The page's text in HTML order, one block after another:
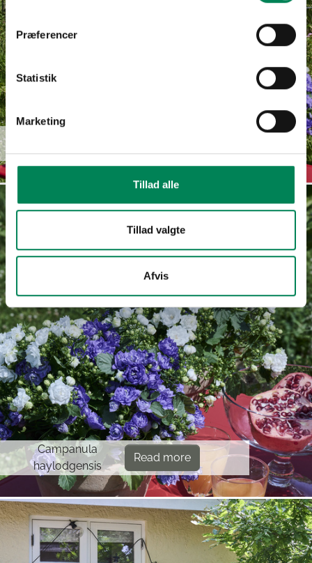
Præferencer
Statistik
Marketing
Tillad alle
Tillad valgte
Afvis
haylodgensis
Campanula
haylodgensis
Read more